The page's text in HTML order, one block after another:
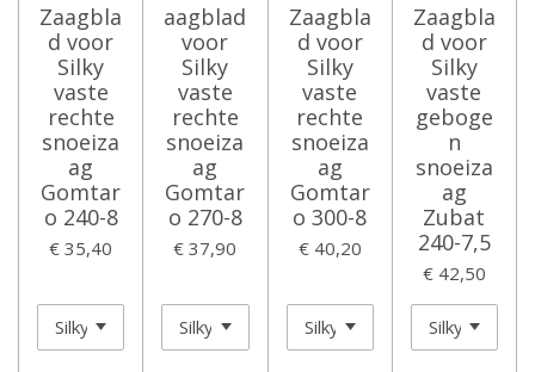
Zaagbla
d voor
Silky
vaste
rechte
snoeiza
ag
Gomtar
o 240-8
€ 35,40
aagblad
voor
Silky
vaste
rechte
snoeiza
ag
Gomtar
o 270-8
€ 37,90
Zaagbla
d voor
Silky
vaste
rechte
snoeiza
ag
Gomtar
o 300-8
€ 40,20
Zaagbla
d voor
Silky
vaste
geboge
n
snoeiza
ag
Zubat
240-7,5
€ 42,50